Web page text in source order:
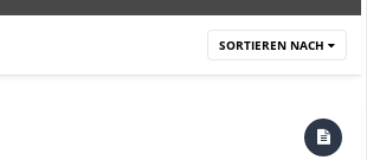
SORTIEREN NACH